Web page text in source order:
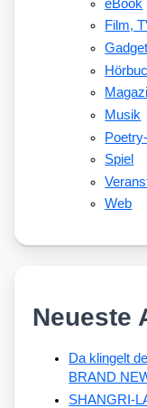
eBook
Film,
Gadget
Musik
Spiel
Web
Neueste
Da klingelt
BRAND
SHANGRI-